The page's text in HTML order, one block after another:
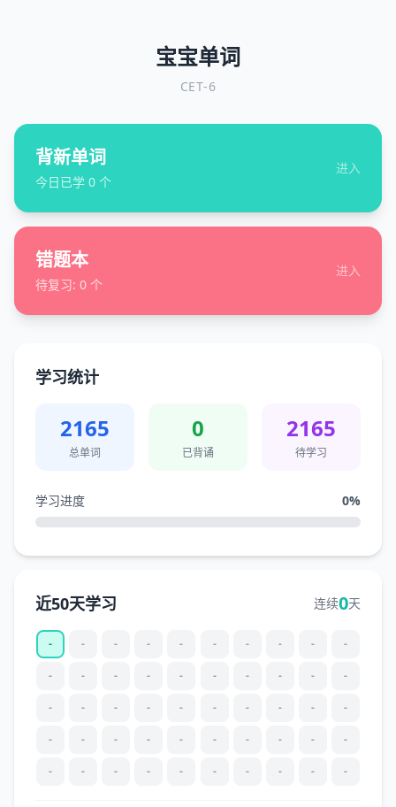
宝宝单词
CET-6
背新单词
今日已学 0 个
进入
错题本
待复习: 0 个
进入
学习统计
2165
总单词
0
已背诵
2165
待学习
学习进度 0%
近50天学习 连续0天
- - - - - - - - - -
- - - - - - - - - -
- - - - - - - - - -
- - - - - - - - - -
- - - - - - - - - -